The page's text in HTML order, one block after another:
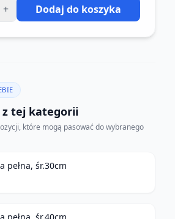
+ Dodaj do koszyka
tej kategorii
które mogą pasować do wybranego
pełna, śr.30cm